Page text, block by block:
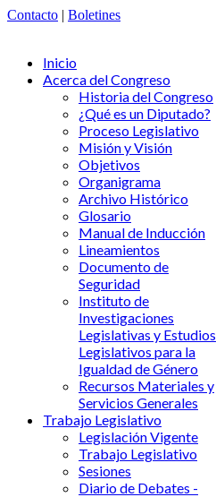
Contacto | Boletines
Inicio
Acerca del Congreso
Historia del Congreso
¿Qué es un Diputado?
Proceso Legislativo
Misión y Visión
Objetivos
Organigrama
Archivo Histórico
Glosario
Manual de Inducción
Lineamientos
Documento de
Seguridad
Instituto de
Investigaciones
Legislativas y Estudios
Legislativos para la
Igualdad de Género
Recursos Materiales y
Servicios Generales
Trabajo Legislativo
Legislación Vigente
Trabajo Legislativo
Sesiones
Diario de Debates -